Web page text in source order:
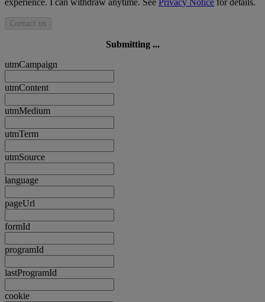
experience. I can withdraw anytime. See Privacy Notice for details.
Contact us
Submitting ...
utmCampaign
utmContent
utmMedium
utmTerm
utmSource
language
pageUrl
formId
programId
lastProgramId
cookie